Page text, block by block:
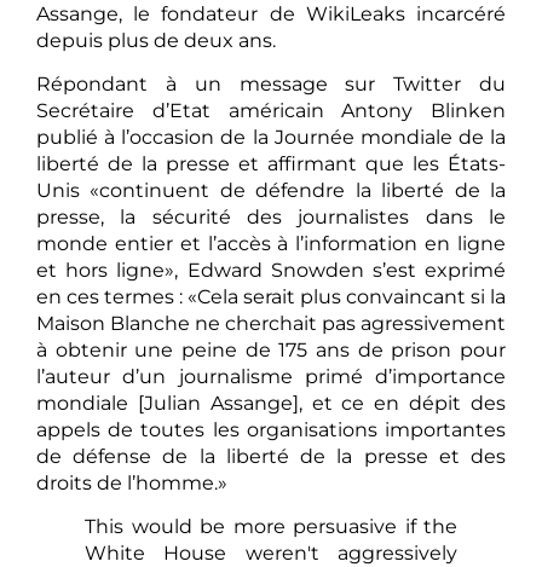
Assange, le fondateur de WikiLeaks incarcéré
depuis plus de deux ans.
Répondant à un message sur Twitter du
Secrétaire d’Etat américain Antony Blinken
publié à l’occasion de la Journée mondiale de la
liberté de la presse et affirmant que les États-
Unis «continuent de défendre la liberté de la
presse, la sécurité des journalistes dans le
monde entier et l’accès à l’information en ligne
et hors ligne», Edward Snowden s’est exprimé
en ces termes : «Cela serait plus convaincant si la
Maison Blanche ne cherchait pas agressivement
à obtenir une peine de 175 ans de prison pour
l’auteur d’un journalisme primé d’importance
mondiale [Julian Assange], et ce en dépit des
appels de toutes les organisations importantes
de défense de la liberté de la presse et des
droits de l’homme.»
This would be more persuasive if the
White House weren't aggressively